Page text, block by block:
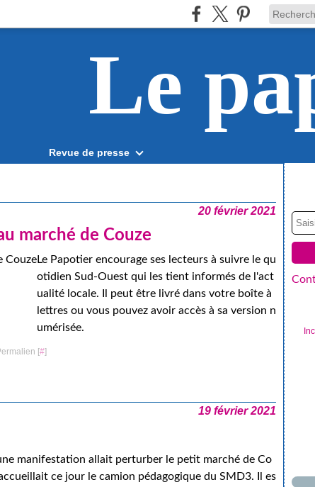
Le
Revue de presse
20 février 2021
marché de Couze
Le Papotier encourage ses lecteurs à suivre le qu
otidien Sud-Ouest qui les tient informés de l'act
ualité locale. Il peut être livré dans votre boîte à
lettres ou vous pouvez avoir accès à sa version n
umérisée.
[#]
19 février 2021
manifestation allait perturber le petit marché de Co
ce jour le camion pédagogique du SMD3. Il es